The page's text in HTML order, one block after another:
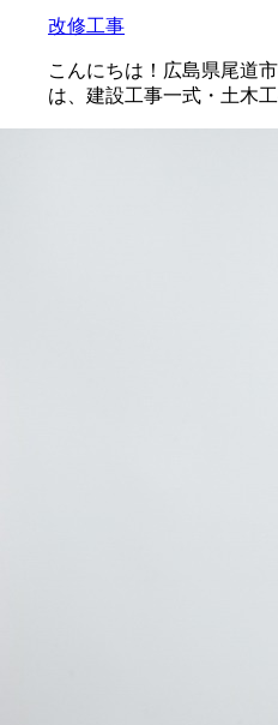
改修工事
こんにちは！広島県尾道
は、建設工事一式・土木